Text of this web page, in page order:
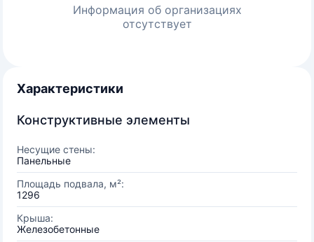
Информация об организациях
отсутствует
Характеристики
Конструктивные элементы
Несущие стены:
Панельные
Площадь подвала, м²:
1296
Крыша:
Железобетонные